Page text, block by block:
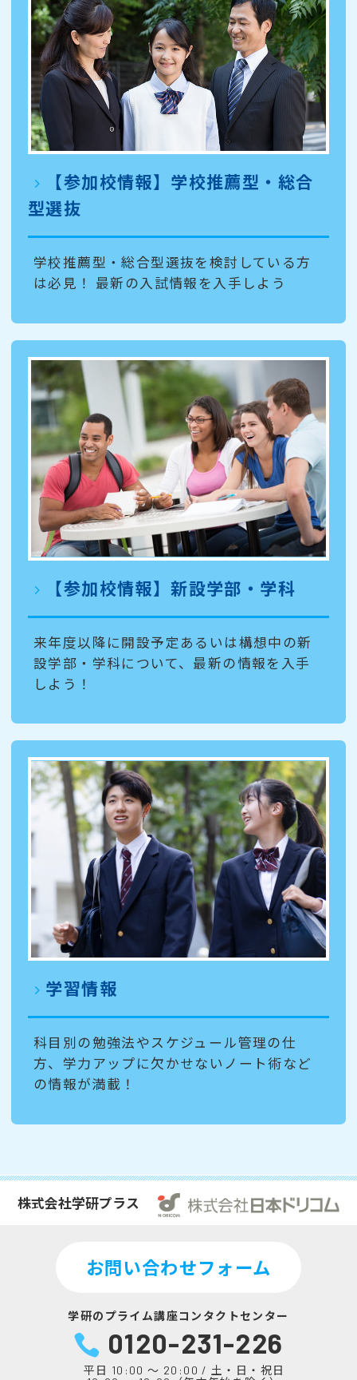
【参加校情報】学校推薦型・総合
型選抜
学校推薦型・総合型選抜を検討している方
は必見！ 最新の入試情報を入手しよう
【参加校情報】新設学部・学科
来年度以降に開設予定あるいは構想中の新
設学部・学科について、最新の情報を入手
しよう！
学習情報
科目別の勉強法やスケジュール管理の仕
方、学力アップに欠かせないノート術など
の情報が満載！
株式会社学研プラス
お問い合わせフォーム
学研のプライム講座コンタクトセンター
0120-231-226
平日 10:00 ～ 20:00 / 土・日・祝日